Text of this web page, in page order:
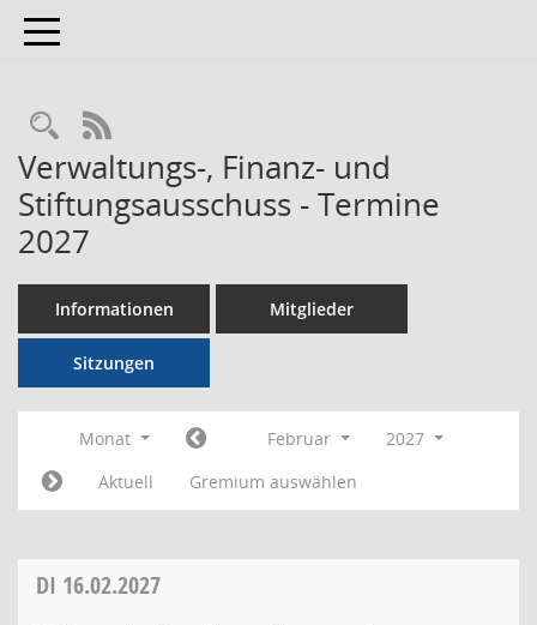
Toggle navigation
RSS-Feed
Verwaltungs-, Finanz- und
Stiftungsausschuss - Termine
2027
Informationen Mitglieder
Sitzungen
Monat Februar
2027
Aktuell
Gremium auswählen
DI 16.02.2027